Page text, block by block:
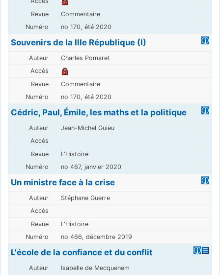
Commentaire
no 170, été 2020
Souvenirs de la IIIe République (I)
Charles Pomaret
Commentaire
no 170, été 2020
Cédric, Paul, Émile, les maths et la politique
Jean-Michel Guieu
L'Histoire
no 467, janvier 2020
Un ministre face à la crise
Stéphane Guerre
L'Histoire
no 466, décembre 2019
L'école de la confiance et du conflit
Isabelle de Mecquenem